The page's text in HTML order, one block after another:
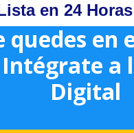
en 24
quedes en
a
Digital